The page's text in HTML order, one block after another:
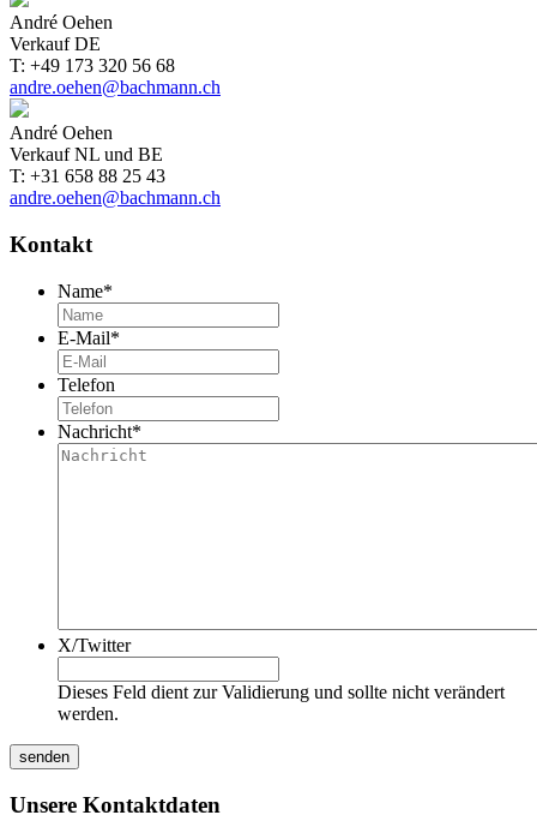
André Oehen
Verkauf DE
T: +49 173 320 56 68
andre.oehen@bachmann.ch
André Oehen
Verkauf NL und BE
T: +31 658 88 25 43
andre.oehen@bachmann.ch
Kontakt
Name*
E-Mail*
Telefon
Nachricht*
X/Twitter
Dieses Feld dient zur Validierung und sollte nicht verändert
werden.
Unsere Kontaktdaten